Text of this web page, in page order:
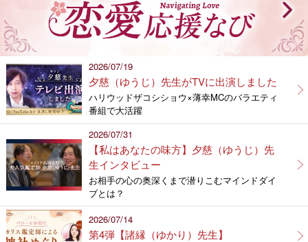
2026/07/19
夕慈（ゆうじ）先生がTVに出演しました
ハリウッドザコシショウ×薄幸MCのバラエティ
番組で大活躍
2026/07/31
【私はあなたの味方】夕慈（ゆうじ）先
生インタビュー
お相手の心の奥深くまで潜りこむマインドダイ
ブとは？
2026/07/14
第4弾【諸縁（ゆかり）先生】